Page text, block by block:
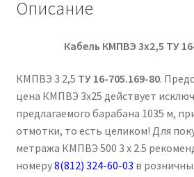
Описание
Кабель КМПВЭ 3х2,5 ТУ
КМПВЭ 3 2,5 ТУ 16-705.169-80.
цена КМПВЭ 3х25 действует
предлагаемого барабана 1035 м,
отмотки, то есть целиком! Для
метража КМПВЭ 500 3 х 2.5
номеру8(812) 324-60-03 в